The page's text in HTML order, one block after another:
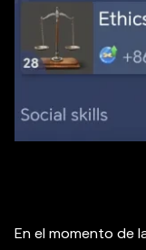
En el momento de